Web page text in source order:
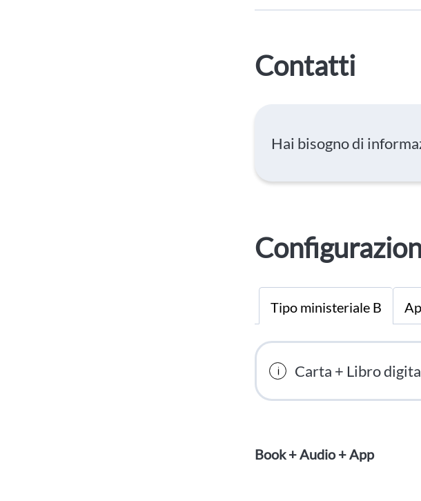
Contatti
Hai bisogno di
Tipo ministeriale B
Carta + Libro
Book + Audio + App